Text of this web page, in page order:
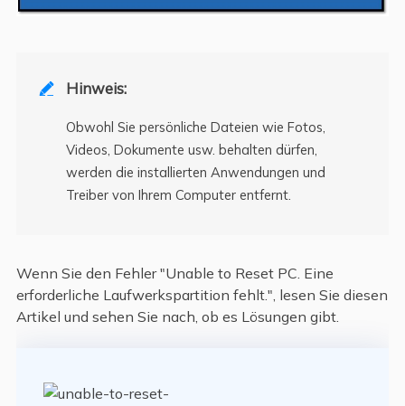
 Hinweis:
Obwohl Sie persönliche Dateien wie Fotos,
Videos, Dokumente usw. behalten dürfen,
werden die installierten Anwendungen und
Treiber von Ihrem Computer entfernt.
Wenn Sie den Fehler "Unable to Reset PC. Eine
erforderliche Laufwerkspartition fehlt.", lesen Sie diesen
Artikel und sehen Sie nach, ob es Lösungen gibt.